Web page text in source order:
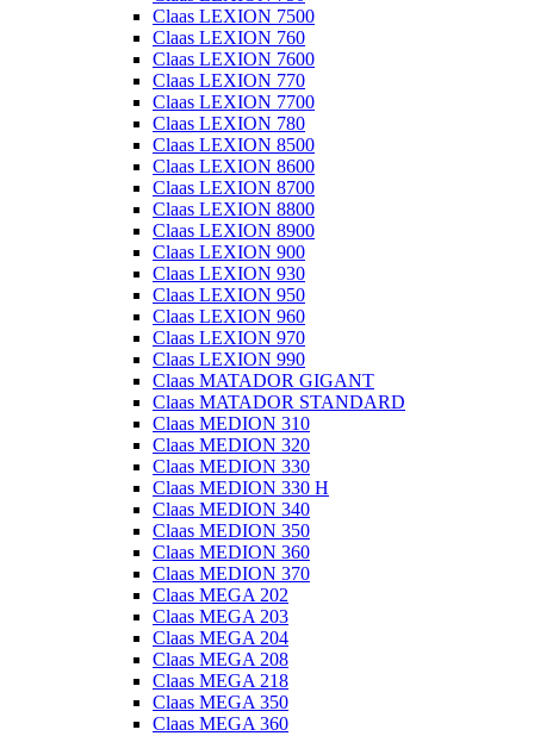
Claas LEXION 7500
Claas LEXION 760
Claas LEXION 7600
Claas LEXION 770
Claas LEXION 7700
Claas LEXION 780
Claas LEXION 8500
Claas LEXION 8600
Claas LEXION 8700
Claas LEXION 8800
Claas LEXION 8900
Claas LEXION 900
Claas LEXION 930
Claas LEXION 950
Claas LEXION 960
Claas LEXION 970
Claas LEXION 990
Claas MATADOR GIGANT
Claas MATADOR STANDARD
Claas MEDION 310
Claas MEDION 320
Claas MEDION 330
Claas MEDION 330 H
Claas MEDION 340
Claas MEDION 350
Claas MEDION 360
Claas MEDION 370
Claas MEGA 202
Claas MEGA 203
Claas MEGA 204
Claas MEGA 208
Claas MEGA 218
Claas MEGA 350
Claas MEGA 360